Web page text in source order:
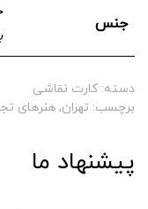
جنس
دسته:کارت نقاشی
برچسب: تهران, هنرهای
پیشنهاد ما